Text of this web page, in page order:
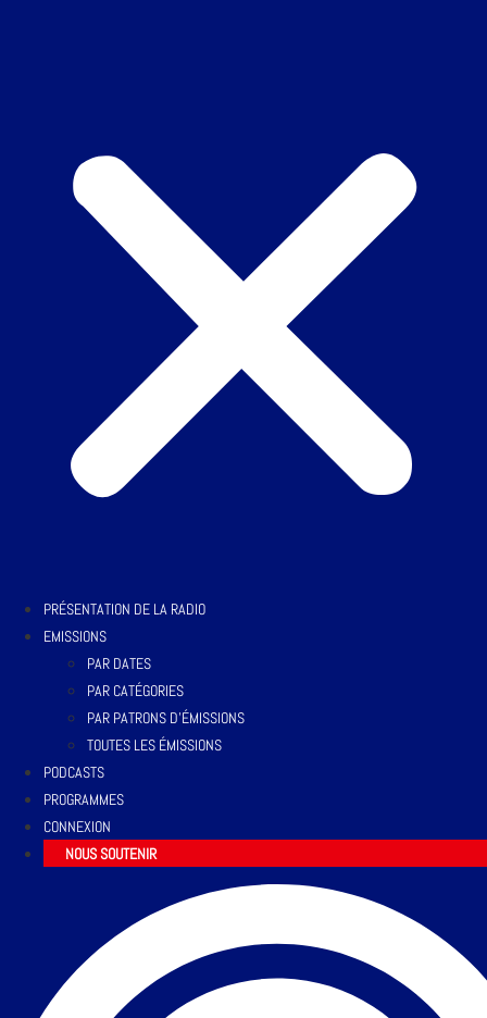
PRÉSENTATION DE LA RADIO
EMISSIONS
PAR DATES
PAR CATÉGORIES
PAR PATRONS D’ÉMISSIONS
TOUTES LES ÉMISSIONS
PODCASTS
PROGRAMMES
CONNEXION
NOUS SOUTENIR